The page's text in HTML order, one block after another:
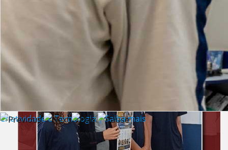
Criatividade e Tecnologia | Saiba mais